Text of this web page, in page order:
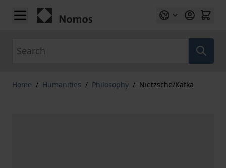
Skip to Content
Home / Humanities / Philosophy / Nietzsche/Kafka